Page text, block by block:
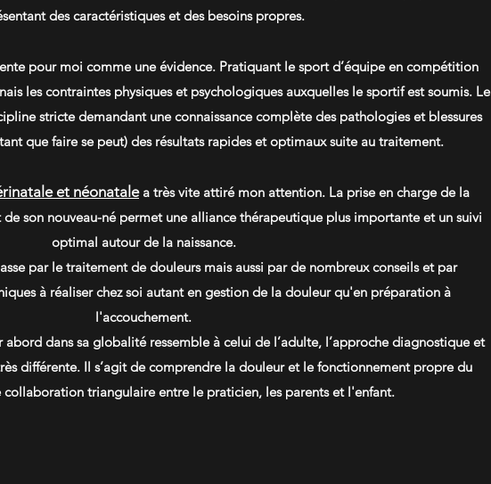
des caractéristiques et des besoins propres.
pour moi comme une évidence. Pratiquant le sport d’équipe en compétition
les contraintes physiques et psychologiques auxquelles le sportif est soumis. Le
stricte demandant une connaissance complète des pathologies et blessures
que faire se peut) des résultats rapides et optimaux suite au traitement.
et néonatalea très vite attiré mon attention. La prise en charge de la
son nouveau-né permet une alliance thérapeutique plus importante et un suivi
optimal autour de la naissance.
par le traitement de douleurs mais aussi par de nombreux conseils et par
à réaliser chez soi autant en gestion de la douleur qu'en préparation à
l'accouchement.
abord dans sa globalité ressemble à celui de l’adulte, l’approche diagnostique et
différente. Il s’agit de comprendre la douleur et le fonctionnement propre du
collaboration triangulaire entre le praticien, les parents et l'enfant.